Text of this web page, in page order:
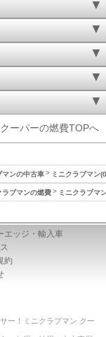
ーパーの燃費TOPへ
マンの中古車 ミニクラブマン
ラブマンの燃費 ミニクラブマ
エッジ・輸入車
約
ー！ミニクラブマン クー